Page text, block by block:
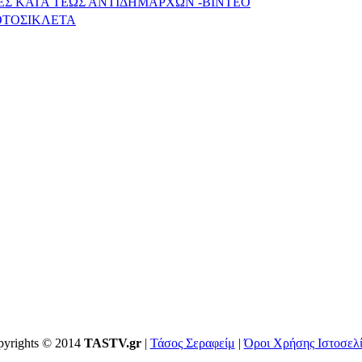
© 2014 TASTV.gr| Τάσος Σεραφείμ |Όροι Χρήσης